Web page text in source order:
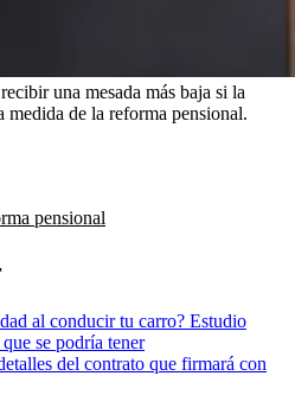
una mesada más baja si la
de la reforma pensional.
pensional
al conducir tu carro? Estudio
se podría tener
del contrato que firmará con